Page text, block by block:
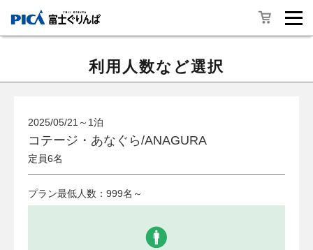
利用人数など選択
2025/05/21～1泊
コテージ・あなぐら/ANAGURA
定員6名
プラン最低人数：999名～